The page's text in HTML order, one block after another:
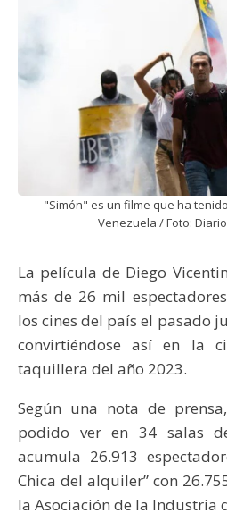
"Simón" es un filme que ha
Venezuela / Foto:
La película de Diego
más de 26 mil
los cines del país el pasado
convirtiéndose así en la
taquillera del año 2023.
Según una nota de
podido ver en 34 salas
acumula 26.913
Chica del alquiler” con
la Asociación de la Industria